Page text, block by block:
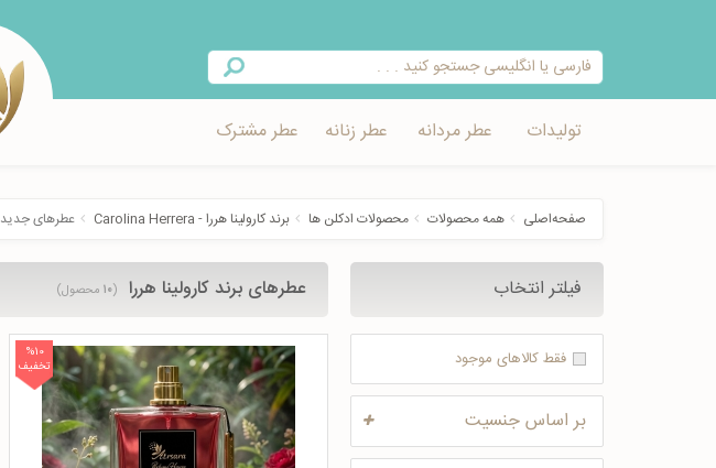
تولیدات عطر مردانه عطر زنانه عطر مشترک
صفحه‌اصلی همه محصولات محصولات ادکلن ها برند کارولینا هررا - Carolina Herrera عطرهای جدید
فیلتر انتخاب
فقط کالاهای موجود
بر اساس جنسیت
عطرهای برند کارولینا هررا (۱۰ محصول)
%10
تخفیف